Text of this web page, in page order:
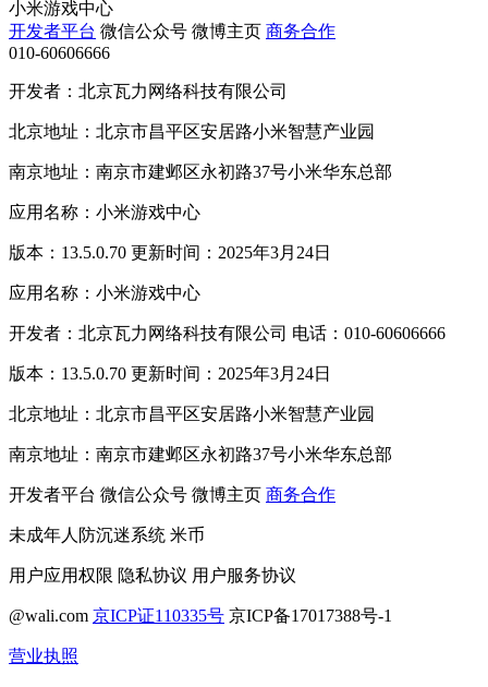
小米游戏中心
开发者平台 微信公众号 微博主页 商务合作
010-60606666
开发者：北京瓦力网络科技有限公司
北京地址：北京市昌平区安居路小米智慧产业园
南京地址：南京市建邺区永初路37号小米华东总部
应用名称：小米游戏中心
版本：13.5.0.70 更新时间：2025年3月24日
应用名称：小米游戏中心
开发者：北京瓦力网络科技有限公司 电话：010-60606666
版本：13.5.0.70 更新时间：2025年3月24日
北京地址：北京市昌平区安居路小米智慧产业园
南京地址：南京市建邺区永初路37号小米华东总部
开发者平台 微信公众号 微博主页 商务合作
未成年人防沉迷系统 米币
用户应用权限 隐私协议 用户服务协议
@wali.com 京ICP证110335号 京ICP备17017388号-1
营业执照